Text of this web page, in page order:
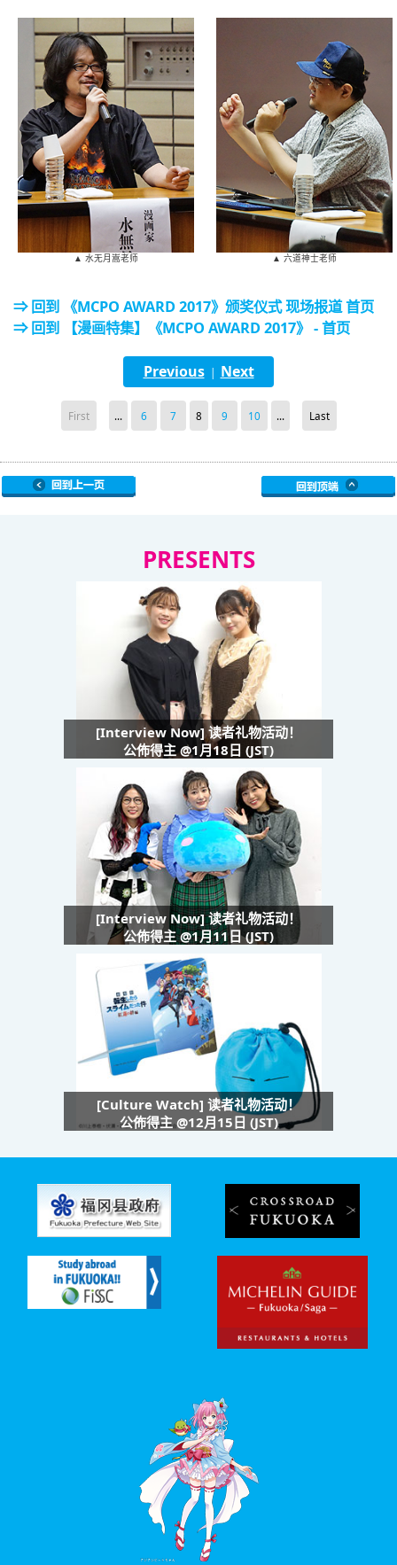
▲ 水无月嵩老师 ▲ 六道神士老师
⇒ 回到 《MCPO AWARD 2017》颁奖仪式 现场报道 首页
⇒ 回到 【漫画特集】《MCPO AWARD 2017》 - 首页
Previous| Next
First ... 6 7 8 9 10 ... Last
PRESENTS
[Interview Now] 读者礼物活动！
公佈得主 @1月18日 (JST)
[Interview Now] 读者礼物活动！
公佈得主 @1月11日 (JST)
[Culture Watch] 读者礼物活动！
公佈得主 @12月15日 (JST)